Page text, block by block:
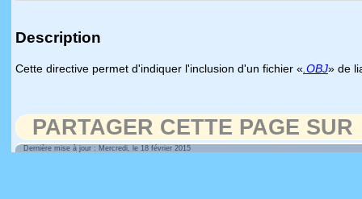
Description
Cette directive permet d'indiquer l'inclusion d'un fichier « .OBJ» de
PARTAGER CETTE PAGE SUR
Dernière mise à jour : Mercredi, le 18 février 2015